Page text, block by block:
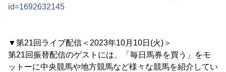
id=1692632145
▼第21回ライブ配信＜2023年10月10日(火)＞
第21回振替配信のゲストには、「毎日馬券を買う」をモ
ットーに中央競馬や地方競馬など様々な競馬を紹介してい